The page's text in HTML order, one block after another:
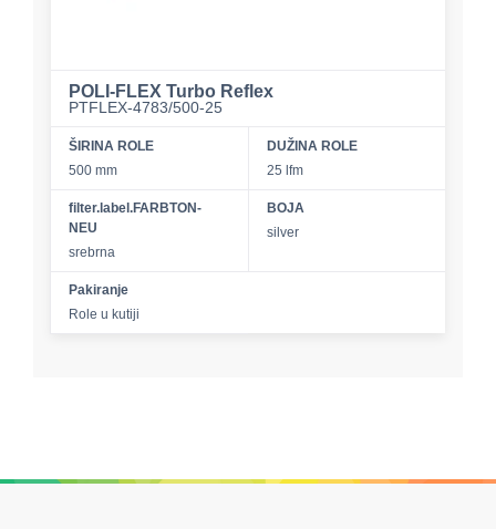
POLI-FLEX Turbo Reflex
PTFLEX-4783/500-25
ŠIRINA ROLE
500 mm
DUŽINA ROLE
25 lfm
filter.label.FARBTON-
NEU
srebrna
BOJA
silver
Pakiranje
Role u kutiji